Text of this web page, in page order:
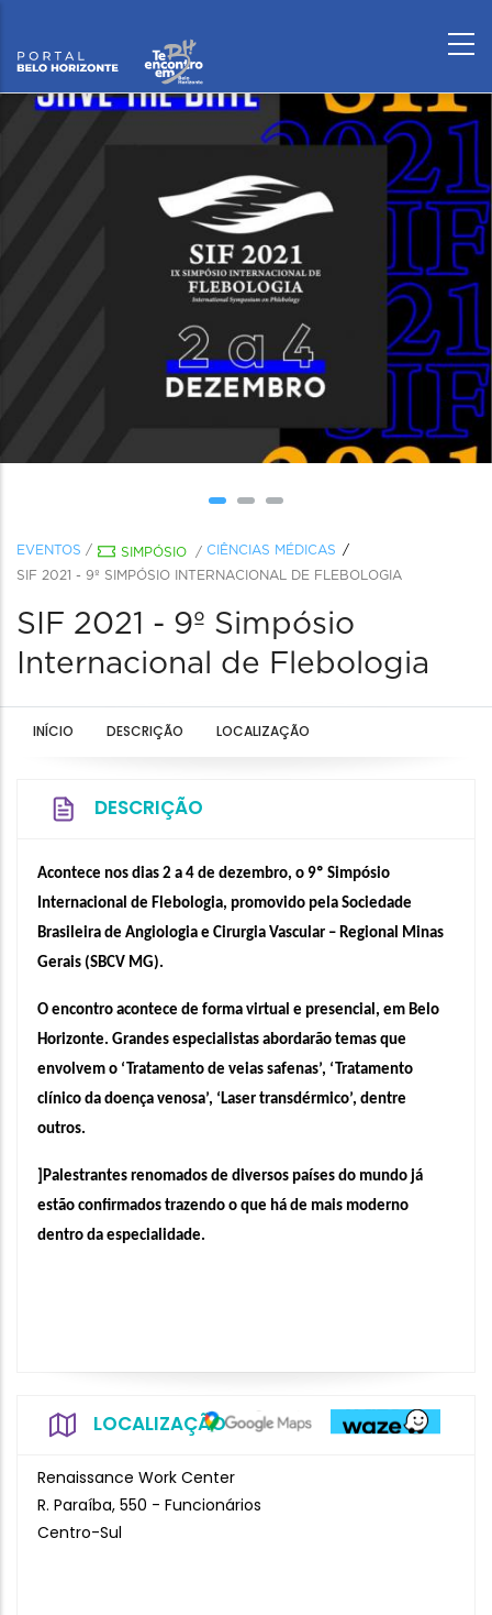
EVENTOS / SIMPÓSIO / CIÊNCIAS MÉDICAS
SIF 2021 - 9º SIMPÓSIO INTERNACIONAL DE FLEBOLOGIA
SIF 2021 - 9º Simpósio
Internacional de Flebologia
INÍCIO DESCRIÇÃO LOCALIZAÇÃO
DESCRIÇÃO
Acontece nos dias 2 a 4 de dezembro, o 9º Simpósio
Internacional de Flebologia, promovido pela Sociedade
Brasileira de Angiologia e Cirurgia Vascular – Regional Minas
Gerais (SBCV MG).
O encontro acontece de forma virtual e presencial, em Belo
Horizonte. Grandes especialistas abordarão temas que
envolvem o ‘Tratamento de veias safenas’, ‘Tratamento
clínico da doença venosa’, ‘Laser transdérmico’, dentre
outros.
]Palestrantes renomados de diversos países do mundo já
estão confirmados trazendo o que há de mais moderno
dentro da especialidade.
LOCALIZAÇÃO
Renaissance Work Center
R. Paraíba, 550 - Funcionários
Centro-Sul